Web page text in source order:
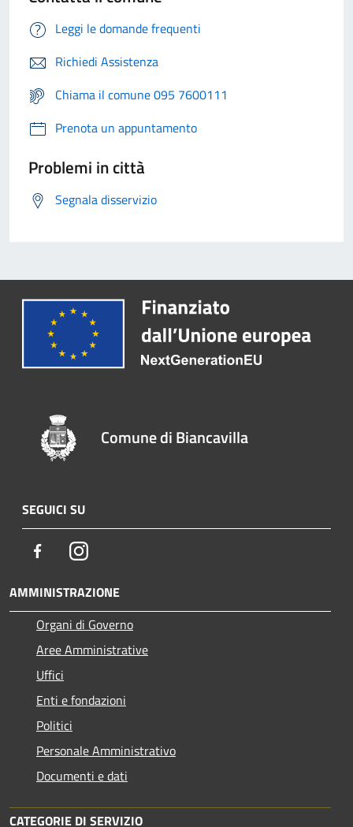
Leggi le domande frequenti
Richiedi Assistenza
Chiama il comune 095 7600111
Prenota un appuntamento
Problemi in città
Segnala disservizio
Comune di Biancavilla
SEGUICI SU
FacebookInstagram
AMMINISTRAZIONE
Organi di Governo
Aree Amministrative
Uffici
Enti e fondazioni
Politici
Personale Amministrativo
Documenti e dati
CATEGORIE DI SERVIZIO